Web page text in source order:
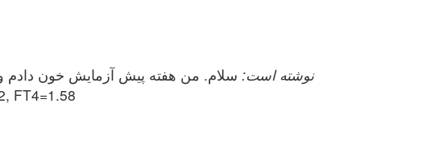
titanic نوشته است: سلام. من هفته پیش آزمایش خون دادم
FT4=1.58